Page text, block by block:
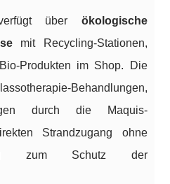
über ökologische
mit Recycling-Stationen,
Produkten im Shop. Die
Behandlungen,
durch die Maquis-
Strandzugang ohne
zum Schutz der